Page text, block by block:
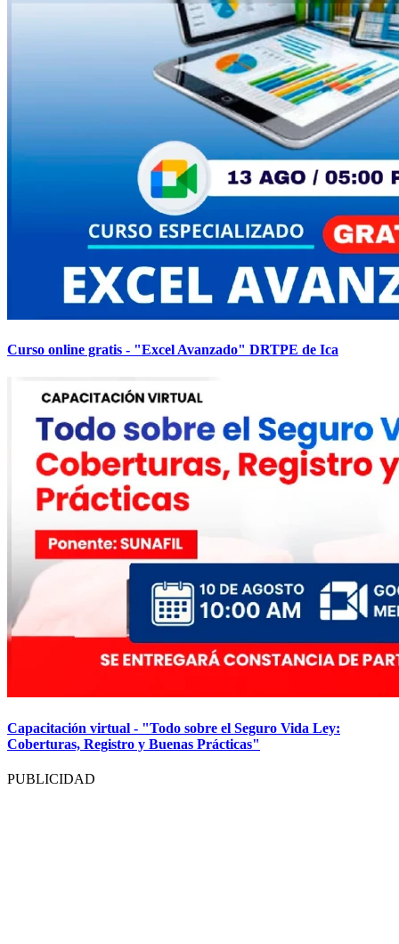
Curso online gratis - "Excel Avanzado" DRTPE de Ica
Capacitación virtual - "Todo sobre el Seguro Vida Ley:
Coberturas, Registro y Buenas Prácticas"
PUBLICIDAD